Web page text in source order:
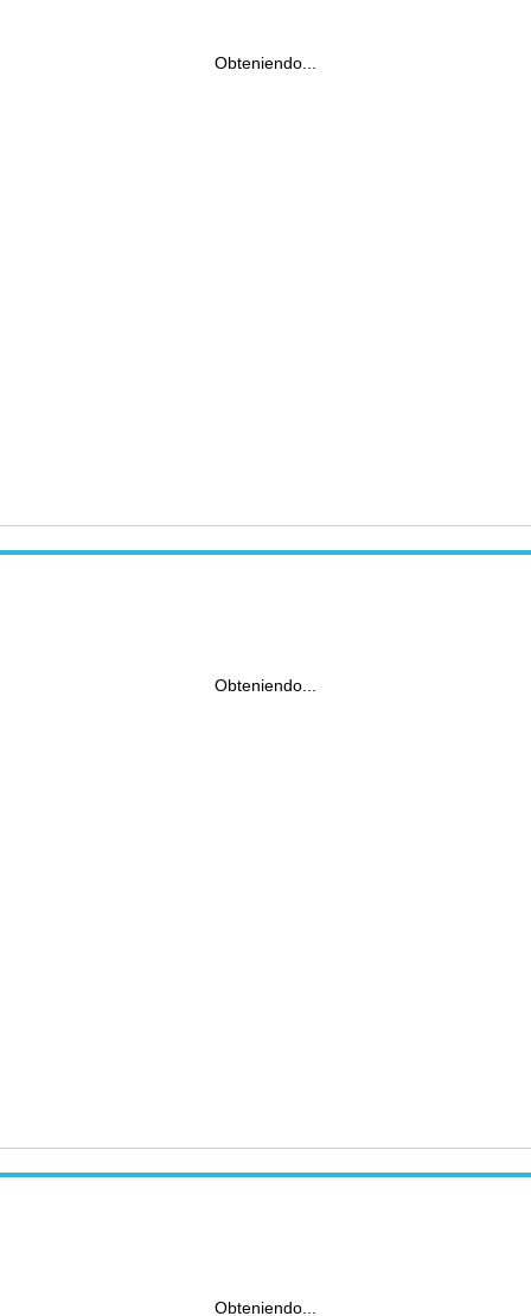
Obteniendo...
Obteniendo...
Obteniendo...